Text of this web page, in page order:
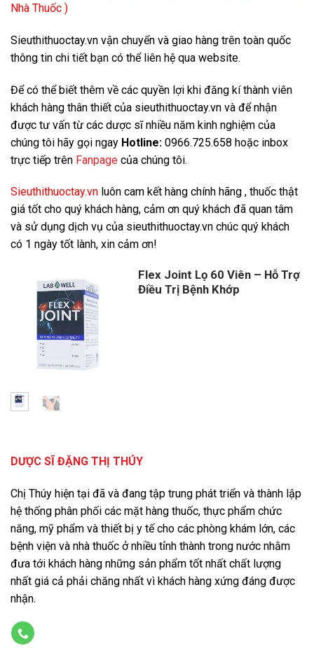
Nhà Thuốc )
Sieuthithuoctay.vn vận chuyển và giao hàng trên toàn quốc
thông tin chi tiết bạn có thể liên hệ qua website.
Để có thể biết thêm về các quyền lợi khi đăng kí thành viên
khách hàng thân thiết của sieuthithuoctay.vn và để nhận
được tư vấn từ các dược sĩ nhiều năm kinh nghiệm của
chúng tôi hãy gọi ngay Hotline: 0966.725.658 hoặc inbox
trực tiếp trên Fanpage của chúng tôi.
Sieuthithuoctay.vn luôn cam kết hàng chính hãng , thuốc thật
giá tốt cho quý khách hàng, cảm ơn quý khách đã quan tâm
và sử dụng dịch vụ của sieuthithuoctay.vn chúc quý khách
có 1 ngày tốt lành, xin cảm ơn!
Flex Joint Lọ 60 Viên – Hỗ Trợ
Điều Trị Bệnh Khớp
DƯỢC SĨ ĐẶNG THỊ THÚY
Chị Thúy hiện tại đã và đang tập trung phát triển và thành lập
hệ thống phân phối các mặt hàng thuốc, thực phẩm chức
năng, mỹ phẩm và thiết bị y tế cho các phòng khám lớn, các
bệnh viện và nhà thuốc ở nhiều tỉnh thành trong nước nhằm
đưa tới khách hàng những sản phẩm tốt nhất chất lượng
nhất giá cả phải chăng nhất vì khách hàng xứng đáng được
nhận.